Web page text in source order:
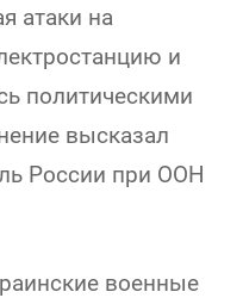
атаки на
и
политическими
высказал
России при ООН
военные